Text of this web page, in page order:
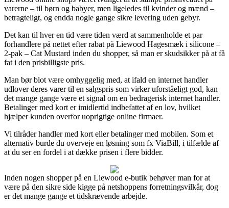
varerne – til børn og babyer, men ligeledes til kvinder og mænd –
betragteligt, og endda nogle gange sikre levering uden gebyr.
Det kan til hver en tid være tiden værd at sammenholde et par
forhandlere på nettet efter rabat på Liewood Hagesmæk i silicone –
2-pak – Cat Mustard inden du shopper, så man er skudsikker på at få
fat i den prisbilligste pris.
Man bør blot være omhyggelig med, at ifald en internet handler
udlover deres varer til en salgspris som virker uforståeligt god, kan
det mange gange være et signal om en bedragerisk internet handler.
Betalinger med kort er imidlertid indbefattet af en lov, hvilket
hjælper kunden overfor uoprigtige online firmaer.
Vi tilråder handler med kort eller betalinger med mobilen. Som et
alternativ burde du overveje en løsning som fx ViaBill, i tilfælde af
at du ser en fordel i at dække prisen i flere bidder.
Inden nogen shopper på en Liewood e-butik behøver man for at
være på den sikre side kigge på netshoppens forretningsvilkår, dog
er det mange gange et tidskrævende arbejde.